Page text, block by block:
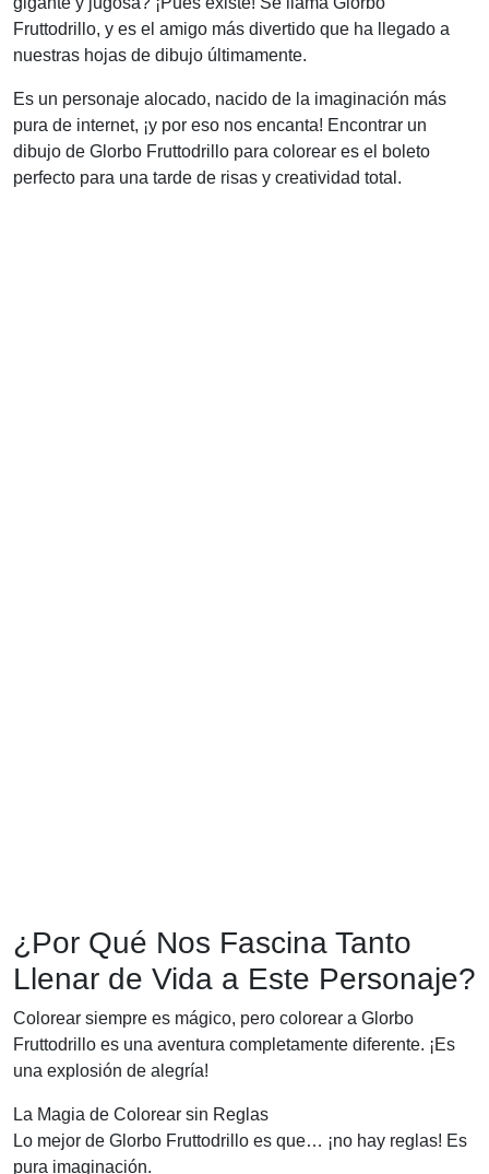
Fruttodrillo, y es el amigo más divertido que ha llegado a
nuestras hojas de dibujo últimamente.
Es un personaje alocado, nacido de la imaginación más
pura de internet, ¡y por eso nos encanta! Encontrar un
dibujo de Glorbo Fruttodrillo para colorear es el boleto
perfecto para una tarde de risas y creatividad total.
¿Por Qué Nos Fascina Tanto
Llenar de Vida a Este Personaje?
Colorear siempre es mágico, pero colorear a Glorbo
Fruttodrillo es una aventura completamente diferente. ¡Es
una explosión de alegría!
La Magia de Colorear sin Reglas
Lo mejor de Glorbo Fruttodrillo es que… ¡no hay reglas! Es
pura imaginación.